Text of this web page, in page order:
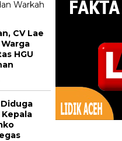
CV Lae
HGU